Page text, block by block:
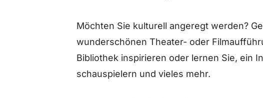
Möchten Sie kulturell angeregt werden?
wunderschönen Theater- oder
Bibliothek inspirieren oder lernen Sie, ein
schauspielern und vieles mehr.